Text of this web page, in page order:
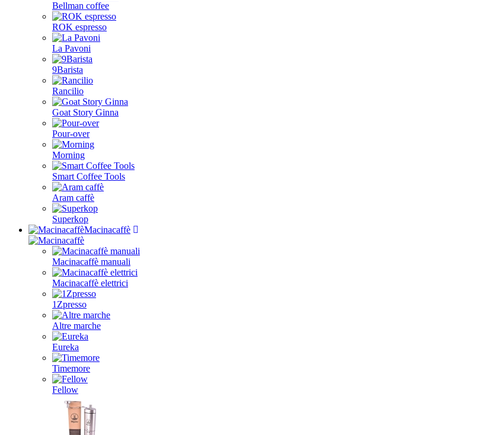
Bellman coffee
ROK espresso
La Pavoni
9Barista
Rancilio
Goat Story Ginna
Pour-over
Morning
Smart Coffee Tools
Aram caffè
Superkop
Macinacaffè
Macinacaffè manuali
Macinacaffè elettrici
1Zpresso
Altre marche
Eureka
Timemore
Fellow